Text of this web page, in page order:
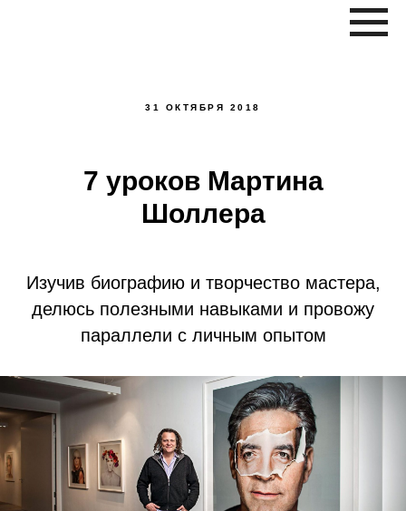
31 ОКТЯБРЯ 2018
7 уроков Мартина
Шоллера
Изучив биографию и творчество мастера,
делюсь полезными навыками и провожу
параллели с личным опытом